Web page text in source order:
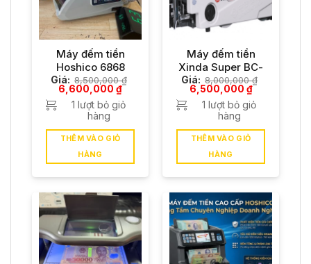
Máy đếm tiền
Hoshico 6868
Giá: 8,500,000₫
Giá
gốc
8,500,000 ₫.
6,600,000 ₫Giá
tại
1 lượt bỏ giỏ
hàng
THÊM VÀO GIỎ
HÀNG
Máy đếm tiền
Xinda Super BC-
28
Giá: 8,000,000₫
Giá
gốc
8,000,000 ₫.
6,500,000 ₫Giá
hiện
tại
1 lượt bỏ giỏ
hàng
THÊM VÀO GIỎ
HÀNG